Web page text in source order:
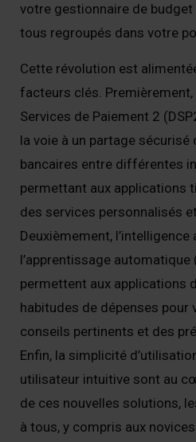
votre gestionnaire de
tous regroupés dans votre
Cette révolution est
facteurs clés.
Services de Paiement 2
la voie à un partage sécurisé
bancaires entre différentes
permettant aux applications
des services personnalisés
Deuxièmement,
l’apprentissage automatique
permettent aux applications
habitudes de dépenses
conseils pertinents et des
Enfin, la simplicité
utilisateur intuitive sont au
de ces nouvelles solutions,
à tous, y compris aux